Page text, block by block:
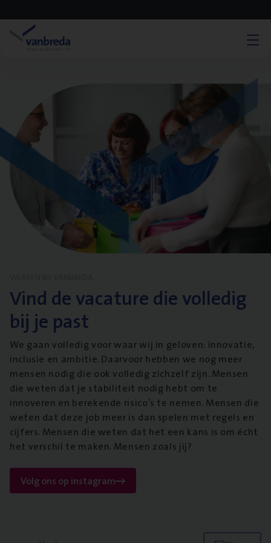
Vind de vacature die volledig
bij je past
We gaan volledig voor waar wij in geloven: innovatie,
inclusie en ambitie. Daarvoor hebben we nog meer
mensen nodig die ook volledig zichzelf zijn. Mensen
die weten dat je stabiliteit nodig hebt om te
innoveren en berekende risico’s te nemen. Mensen die
weten dat deze job meer is dan spelen met regels en
cijfers. Mensen die weten dat het een kans is om écht
het verschil te maken. Mensen zoals jij?
Volg ons op instagram